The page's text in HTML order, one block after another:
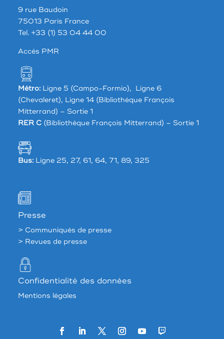
9 rue Baudoin
75013 Paris France
Tel. +33 (1) 53 04 44 00
Accés PMR
Métro:Ligne 5 (Campo-Formio), Ligne 6
(Chevaleret), Ligne 14 (Bibliothèque François
Mitterrand) – Sortie 1
RER C(Bibliothèque François Mitterrand) – Sortie 1
Bus:Ligne 25, 27, 61, 64, 71, 89, 325
Presse
> Communiqués de presse
> Revues de presse
Confidentialité des données
Mentions légales